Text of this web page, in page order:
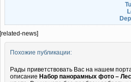
[related-news]
Похожие публикации:
Рады приветствовать Вас на нашем
описание Набор панорамных фото –